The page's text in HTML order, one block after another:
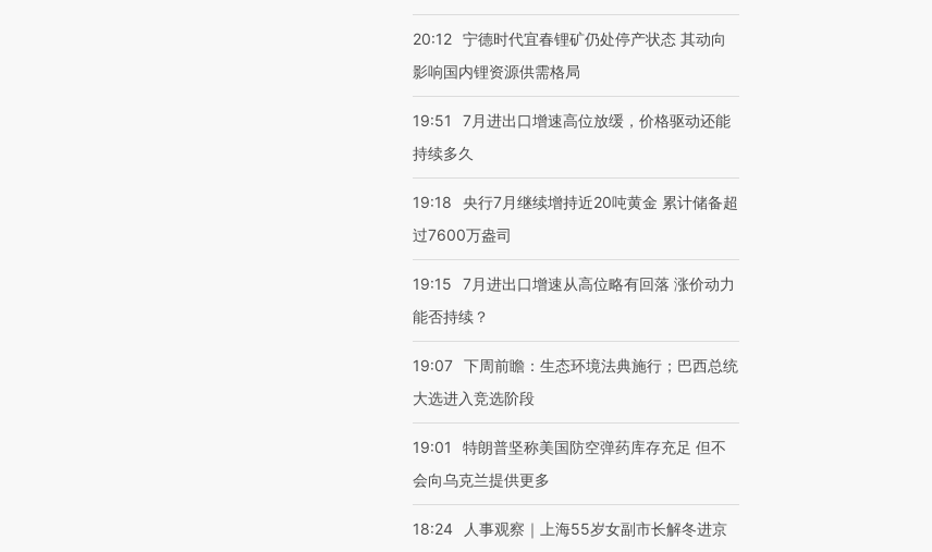
20:12 宁德时代宜春锂矿仍处停产状态 其动向
影响国内锂资源供需格局
19:51
7月进出口增速高位放缓，价格驱动还能
持续多久
19:18
央行7月继续增持近20吨黄金 累计储备超
过7600万盎司
19:15
7月进出口增速从高位略有回落 涨价动力
能否持续？
19:07 下周前瞻：生态环境法典施行；巴西总统
大选进入竞选阶段
19:01
特朗普坚称美国防空弹药库存充足 但不
会向乌克兰提供更多
18:24 人事观察｜上海55岁女副市长解冬进京